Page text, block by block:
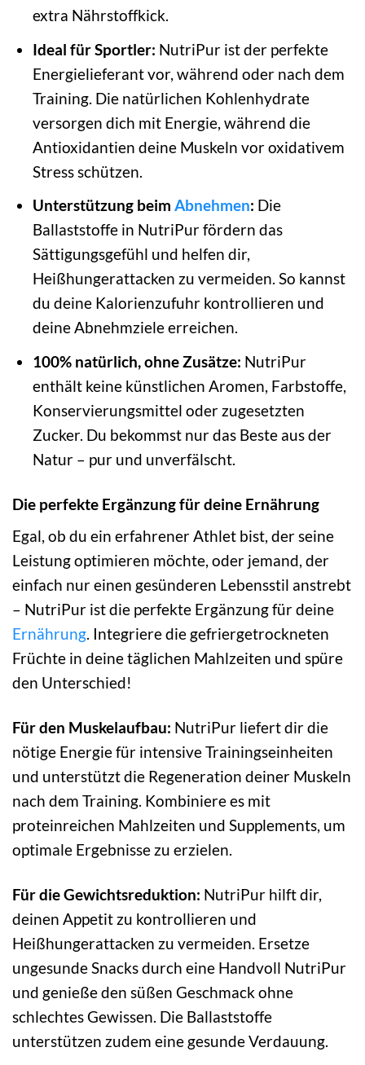
extra Nährstoffkick.
Ideal für Sportler: NutriPur ist der perfekte
Energielieferant vor, während oder nach dem
Training. Die natürlichen Kohlenhydrate
versorgen dich mit Energie, während die
Antioxidantien deine Muskeln vor oxidativem
Stress schützen.
Unterstützung beim Abnehmen: Die
Ballaststoffe in NutriPur fördern das
Sättigungsgefühl und helfen dir,
Heißhungerattacken zu vermeiden. So kannst
du deine Kalorienzufuhr kontrollieren und
deine Abnehmziele erreichen.
100% natürlich, ohne Zusätze: NutriPur
enthält keine künstlichen Aromen, Farbstoffe,
Konservierungsmittel oder zugesetzten
Zucker. Du bekommst nur das Beste aus der
Natur – pur und unverfälscht.
Die perfekte Ergänzung für deine Ernährung
Egal, ob du ein erfahrener Athlet bist, der seine
Leistung optimieren möchte, oder jemand, der
einfach nur einen gesünderen Lebensstil anstrebt
– NutriPur ist die perfekte Ergänzung für deine
Ernährung. Integriere die gefriergetrockneten
Früchte in deine täglichen Mahlzeiten und spüre
den Unterschied!
Für den Muskelaufbau: NutriPur liefert dir die
nötige Energie für intensive Trainingseinheiten
und unterstützt die Regeneration deiner Muskeln
nach dem Training. Kombiniere es mit
proteinreichen Mahlzeiten und Supplements, um
optimale Ergebnisse zu erzielen.
Für die Gewichtsreduktion: NutriPur hilft dir,
deinen Appetit zu kontrollieren und
Heißhungerattacken zu vermeiden. Ersetze
ungesunde Snacks durch eine Handvoll NutriPur
und genieße den süßen Geschmack ohne
schlechtes Gewissen. Die Ballaststoffe
unterstützen zudem eine gesunde Verdauung.